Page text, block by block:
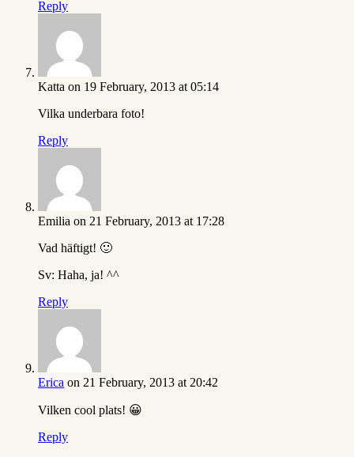
Reply
Katta on 19 February, 2013 at 05:14
Vilka underbara foto!
Reply
Emilia on 21 February, 2013 at 17:28
Vad häftigt! 🙂
Sv: Haha, ja! ^^
Reply
Erica on 21 February, 2013 at 20:42
Vilken cool plats! 😀
Reply